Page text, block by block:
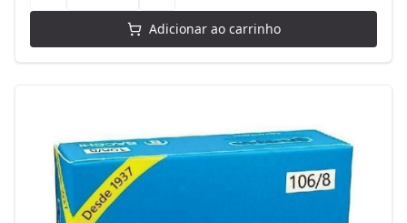
Adicionar ao carrinho